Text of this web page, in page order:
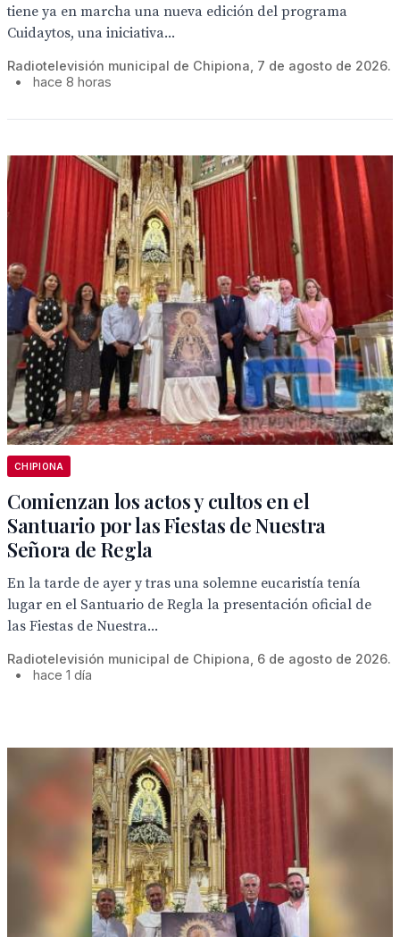
tiene ya en marcha una nueva edición del programa
Cuidaytos, una iniciativa...
Radiotelevisión municipal de Chipiona, 7 de agosto de 2026.
•
hace 8 horas
CHIPIONA
Comienzan los actos y cultos en el
Santuario por las Fiestas de Nuestra
Señora de Regla
En la tarde de ayer y tras una solemne eucaristía tenía
lugar en el Santuario de Regla la presentación oficial de
las Fiestas de Nuestra...
Radiotelevisión municipal de Chipiona, 6 de agosto de 2026.
•
hace 1 día